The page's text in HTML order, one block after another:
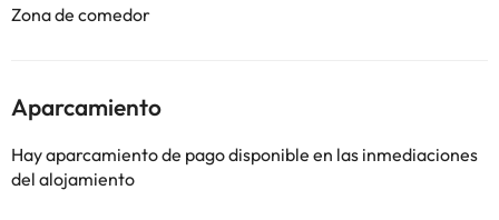
Zona de comedor
Aparcamiento
Hay aparcamiento de pago disponible en las inmediaciones
del alojamiento